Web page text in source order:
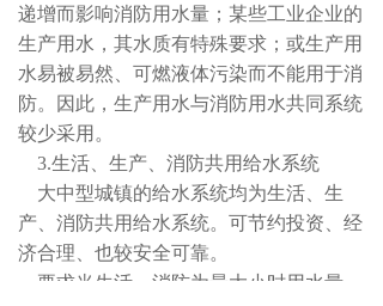
递增而影响消防用水量；某些工业企业的
生产用水，其水质有特殊要求；或生产用
水易被易然、可燃液体污染而不能用于消
防。因此，生产用水与消防用水共同系统
较少采用。
3.生活、生产、消防共用给水系统
大中型城镇的给水系统均为生活、生
产、消防共用给水系统。可节约投资、经
济合理、也较安全可靠。
要求当生活、消防为最大小时用水量